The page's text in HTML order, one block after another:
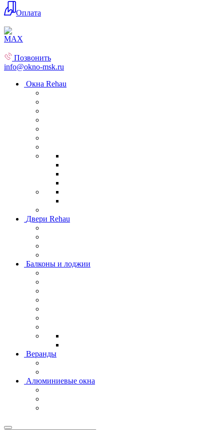
Оплата
Позвонить
info@okno-msk.ru
Окна Rehau
Двери Rehau
Балконы и лоджии
Веранды
Алюминиевые окна